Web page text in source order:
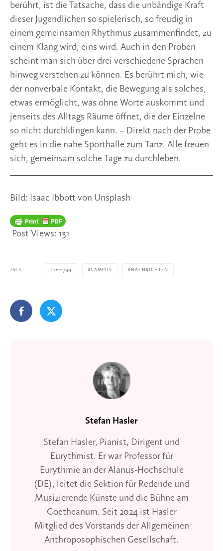
berührt, ist die Tatsache, dass die unbändige Kraft
dieser Jugendlichen so spielerisch, so freudig in
einem gemeinsamen Rhythmus zusammenfindet, zu
einem Klang wird, eins wird. Auch in den Proben
scheint man sich über drei verschiedene Sprachen
hinweg verstehen zu können. Es berührt mich, wie
der nonverbale Kontakt, die Bewegung als solches,
etwas ermöglicht, was ohne Worte auskommt und
jenseits des Alltags Räume öffnet, die der Einzelne
so nicht durchklingen kann. – Direkt nach der Probe
geht es in die nahe Sporthalle zum Tanz. Alle freuen
sich, gemeinsam solche Tage zu durchleben.
Bild: Isaac Ibbott von Unsplash
Post Views: 131
TAGS 2021/44 CAMPUS NACHRICHTEN
Stefan Hasler
Stefan Hasler, Pianist, Dirigent und
Eurythmist. Er war Professor für
Eurythmie an der Alanus-Hochschule
(DE), leitet die Sektion für Redende und
Musizierende Künste und die Bühne am
Goetheanum. Seit 2024 ist Hasler
Mitglied des Vorstands der Allgemeinen
Anthroposophischen Gesellschaft.